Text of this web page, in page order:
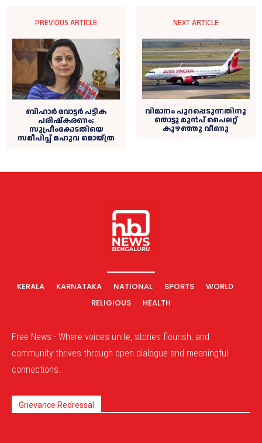
PREVIOUS ARTICLE
ബിഹാര്‍ വോട്ടര്‍ പട്ടിക
പരിഷ്കരണം;
സുപ്രീംകോടതിയെ
സമീപിച്ച്‌ മഹുവ മൊയ്ത്ര
NEXT ARTICLE
വിമാനം പുറപ്പെടുന്നതിനു
തൊട്ടു മുൻപ് പൈലറ്റ്
കുഴഞ്ഞു വീണു
KERALA KARNATAKA NATIONAL SPORTS
WORLD
RELIGIOUS
HEALTH
Free News - Where voices unite, stories flourish, and
community thrives through open dialogue and meaningful
connections.
Grievance Redressal